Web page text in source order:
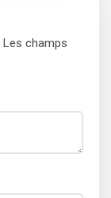
Les champs